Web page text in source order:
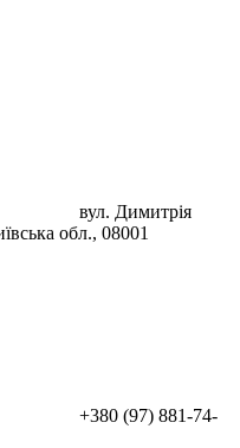
вул. Димитрія
обл., 08001
+380 (97) 881-74-